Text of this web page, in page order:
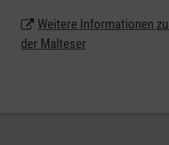
Weitere Informationen
der Malteser